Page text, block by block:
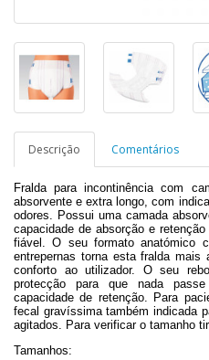
Descrição Comentários
Fralda para incontinência com
absorvente e extra longo, com
odores. Possui uma camada
capacidade de absorção e
fiável. O seu formato anatómico
entrepernas torna esta fralda mais
conforto ao utilizador. O seu
protecção para que nada
capacidade de retenção. Para
fecal gravíssima também indicada
agitados. Para verificar o tamanho
Tamanhos: